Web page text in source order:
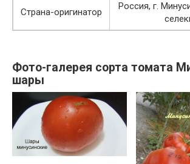
Страна-оригинатор
Россия, г.
Фото-галерея сорта томата
шары